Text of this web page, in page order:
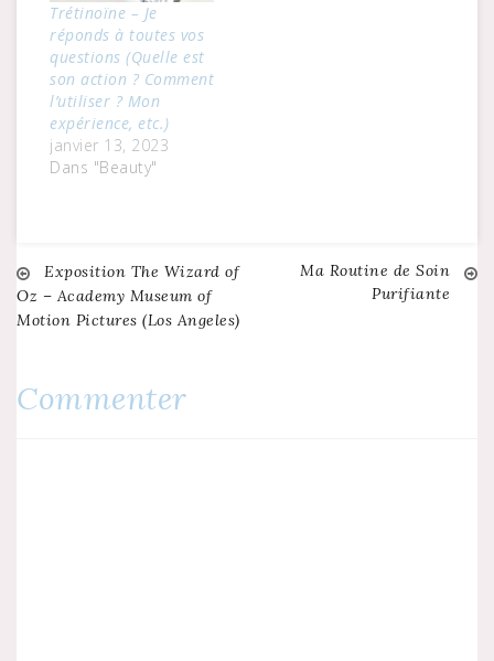
Trétinoïne – Je
réponds à toutes vos
questions (Quelle est
son action ? Comment
l’utiliser ? Mon
expérience, etc.)
janvier 13, 2023
Dans "Beauty"
Navigation
de
l’article
Exposition The Wizard of
Oz – Academy Museum of
Motion Pictures (Los Angeles)
Ma Routine de Soin
Purifiante
Commenter